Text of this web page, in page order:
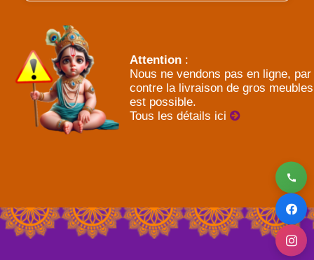
Attention :
Nous ne vendons pas en ligne, par
contre la livraison de gros meubles
est possible.
Tous les détails ici